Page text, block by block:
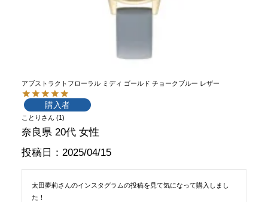
アブストラクトフローラル ミディ ゴールド チョークブルー レザー
購入者
ことり 1
奈良県 20代 女性
投稿日
2025/04/15
太田夢莉さんのインスタグラムの投稿を見て気になって購入しまし
た！